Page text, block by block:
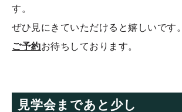
す。
ぜひ見にきていただけると嬉しいです。
ご予約お待ちしております。
見学会まであと少し